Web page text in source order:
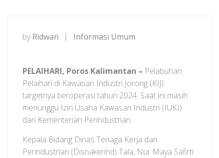
by Ridwan Informasi Umum
PELAIHARI, Poros Kalimantan – Pelabuhan
Pelaihari di Kawasan Industri Jorong (KIJ)
targetnya beroperasi tahun 2024. Saat ini masih
menunggu Izin Usaha Kawasan Industri (IUKI)
dari Kementerian Perindustrian.
Kepala Bidang Dinas Tenaga Kerja dan
Perindustrian (Disnakerind) Tala, Nur Maya Safirti